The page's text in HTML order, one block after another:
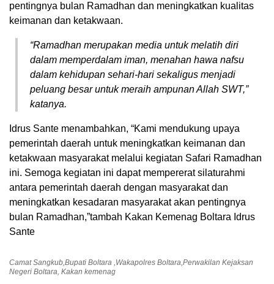
pentingnya bulan Ramadhan dan meningkatkan kualitas
keimanan dan ketakwaan.
“Ramadhan merupakan media untuk melatih diri
dalam memperdalam iman, menahan hawa nafsu
dalam kehidupan sehari-hari sekaligus menjadi
peluang besar untuk meraih ampunan Allah SWT,”
katanya.
Idrus Sante menambahkan, “Kami mendukung upaya
pemerintah daerah untuk meningkatkan keimanan dan
ketakwaan masyarakat melalui kegiatan Safari Ramadhan
ini. Semoga kegiatan ini dapat mempererat silaturahmi
antara pemerintah daerah dengan masyarakat dan
meningkatkan kesadaran masyarakat akan pentingnya
bulan Ramadhan,”tambah Kakan Kemenag Boltara Idrus
Sante
Camat Sangkub,Bupati Boltara ,Wakapolres Boltara,Perwakilan Kejaksan
Negeri Boltara, Kakan kemenag